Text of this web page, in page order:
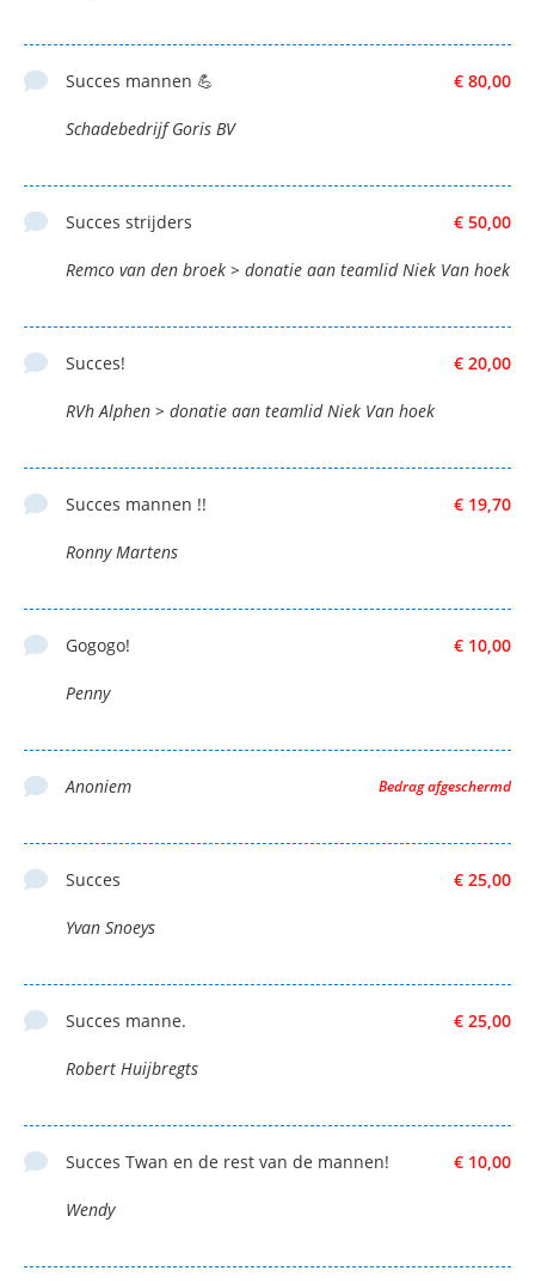
€ 80,00
Succes mannen 💪
Schadebedrijf Goris BV
€ 50,00
Succes strijders
Remco van den broek > donatie aan teamlid Niek Van hoek
€ 20,00
Succes!
RVh Alphen > donatie aan teamlid Niek Van hoek
€ 19,70
Succes mannen !!
Ronny Martens
€ 10,00
Gogogo!
Penny
Bedrag afgeschermd
Anoniem
€ 25,00
Succes
Yvan Snoeys
€ 25,00
Succes manne.
Robert Huijbregts
€ 10,00
Succes Twan en de rest van de mannen!
Wendy